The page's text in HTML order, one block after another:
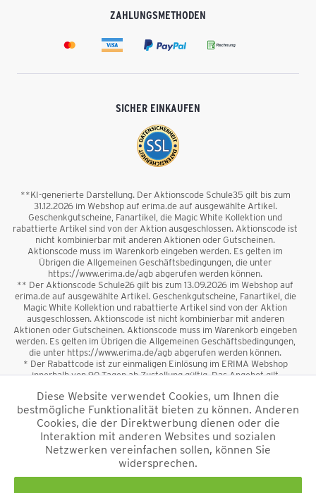
ZAHLUNGSMETHODEN
SICHER EINKAUFEN
**KI-generierte Darstellung. Der Aktionscode Schule35 gilt bis zum
31.12.2026 im Webshop auf erima.de auf ausgewählte Artikel.
Geschenkgutscheine, Fanartikel, die Magic White Kollektion und
rabattierte Artikel sind von der Aktion ausgeschlossen. Aktionscode ist
nicht kombinierbar mit anderen Aktionen oder Gutscheinen.
Aktionscode muss im Warenkorb eingeben werden. Es gelten im
Übrigen die Allgemeinen Geschäftsbedingungen, die unter
https://www.erima.de/agb abgerufen werden können.
** Der Aktionscode Schule26 gilt bis zum 13.09.2026 im Webshop auf
erima.de auf ausgewählte Artikel. Geschenkgutscheine, Fanartikel, die
Magic White Kollektion und rabattierte Artikel sind von der Aktion
ausgeschlossen. Aktionscode ist nicht kombinierbar mit anderen
Aktionen oder Gutscheinen. Aktionscode muss im Warenkorb eingeben
werden. Es gelten im Übrigen die Allgemeinen Geschäftsbedingungen,
die unter https://www.erima.de/agb abgerufen werden können.
* Der Rabattcode ist zur einmaligen Einlösung im ERIMA Webshop
innerhalb von 90 Tagen ab Zustellung gültig. Das Angebot gilt
sowie Geschenkgutscheine sind vom Rabatt ausgeschlossen. Der
Rabattcode ist nicht mit anderen Aktionen oder Gutscheinen
kombinierbar. Der Mindestbestellwert beträgt 50 €
*Alle Preise verstehen sich inkl. Mehrwertsteuer und zzgl.
und ggf. Nachnahmegebühren, wenn nicht anders
beschrieben.
Diese Website verwendet Cookies, um Ihnen die
bestmögliche Funktionalität bieten zu können. Anderen
Cookies, die der Direktwerbung dienen oder die
Interaktion mit anderen Websites und sozialen
Netzwerken vereinfachen sollen, können Sie
widersprechen.